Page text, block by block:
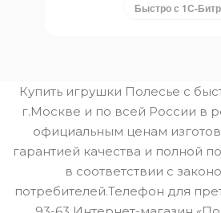
Быстро с 1С-
Купить игрушки Полесье с
г.Москве и по всей России в
официальным ценам
гарантией качества и полной
в соответствии с
потребителей.Телефон для